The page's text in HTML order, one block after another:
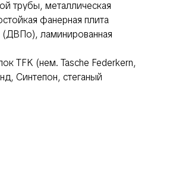
трубы, металлическая
фанерная плита
(ДВПо), ламинированная
TFK (нем. Tasche Federkern,
Синтепон, стеганый